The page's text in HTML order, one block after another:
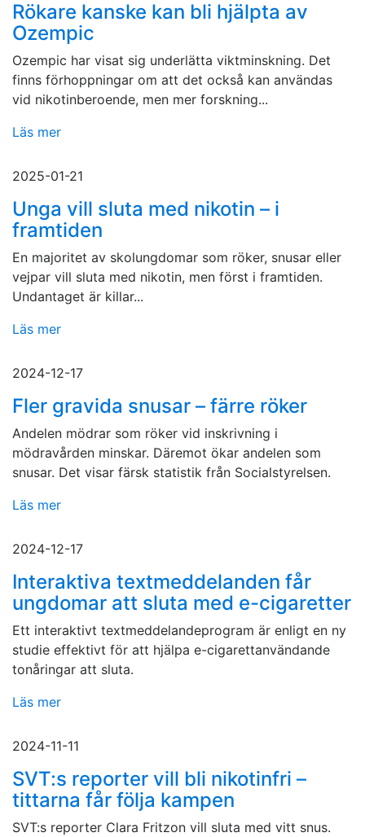
Rökare kanske kan bli hjälpta av
Ozempic
Ozempic har visat sig underlätta viktminskning. Det
finns förhoppningar om att det också kan användas
vid nikotinberoende, men mer forskning...
Läs mer
2025-01-21
Unga vill sluta med nikotin – i
framtiden
En majoritet av skolungdomar som röker, snusar eller
vejpar vill sluta med nikotin, men först i framtiden.
Undantaget är killar...
Läs mer
2024-12-17
Fler gravida snusar – färre röker
Andelen mödrar som röker vid inskrivning i
mödravården minskar. Däremot ökar andelen som
snusar. Det visar färsk statistik från Socialstyrelsen.
Läs mer
2024-12-17
Interaktiva textmeddelanden får
ungdomar att sluta med e-cigaretter
Ett interaktivt textmeddelandeprogram är enligt en ny
studie effektivt för att hjälpa e-cigarettanvändande
tonåringar att sluta.
Läs mer
2024-11-11
SVT:s reporter vill bli nikotinfri –
tittarna får följa kampen
SVT:s reporter Clara Fritzon vill sluta med vitt snus.